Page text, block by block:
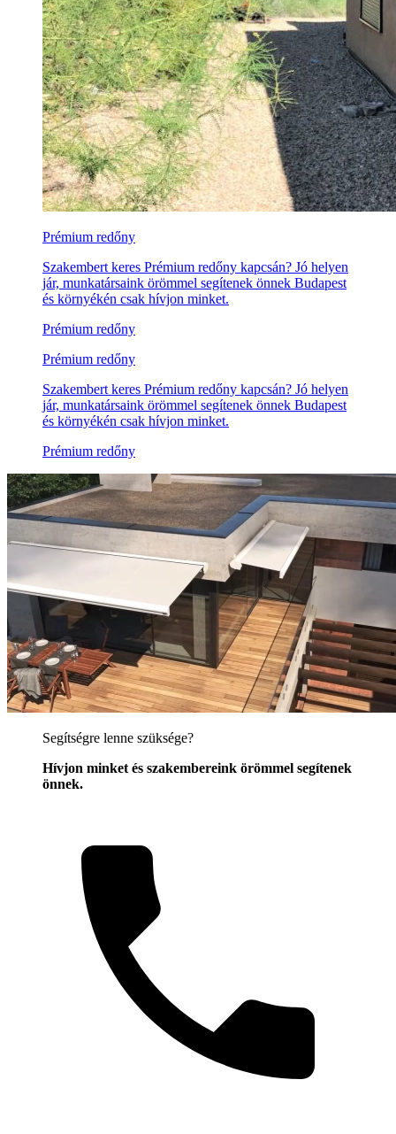
Prémium redőny
Szakembert keres Prémium redőny kapcsán? Jó helyen
jár, munkatársaink örömmel segítenek önnek Budapest
és környékén csak hívjon minket.
Prémium redőny
Prémium redőny
Szakembert keres Prémium redőny kapcsán? Jó helyen
jár, munkatársaink örömmel segítenek önnek Budapest
és környékén csak hívjon minket.
Prémium redőny
Segítségre lenne szüksége?
Hívjon minket és szakembereink örömmel segítenek
önnek.